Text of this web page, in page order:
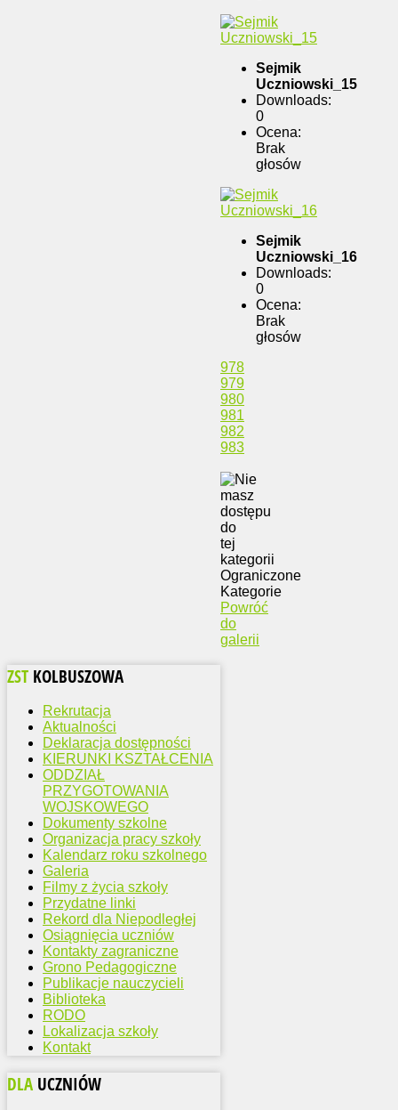
Sejmik
Uczniowski_15
Downloads:
0
Ocena:
Brak
głosów
Sejmik
Uczniowski_16
Downloads:
0
Ocena:
Brak
głosów
978
979
980
981
982
983
Ograniczone
Kategorie
Powróć
do
galerii
ZST KOLBUSZOWA
Rekrutacja
Aktualności
Deklaracja dostępności
KIERUNKI KSZTAŁCENIA
ODDZIAŁ
PRZYGOTOWANIA
WOJSKOWEGO
Dokumenty szkolne
Organizacja pracy szkoły
Kalendarz roku szkolnego
Galeria
Filmy z życia szkoły
Przydatne linki
Rekord dla Niepodległej
Osiągnięcia uczniów
Kontakty zagraniczne
Grono Pedagogiczne
Publikacje nauczycieli
Biblioteka
RODO
Lokalizacja szkoły
Kontakt
DLA UCZNIÓW